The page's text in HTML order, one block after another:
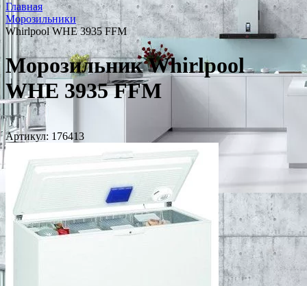
Главная
Морозильники
Whirlpool WHE 3935 FFM
Морозильник Whirlpool
WHE 3935 FFM
Артикул: 176413